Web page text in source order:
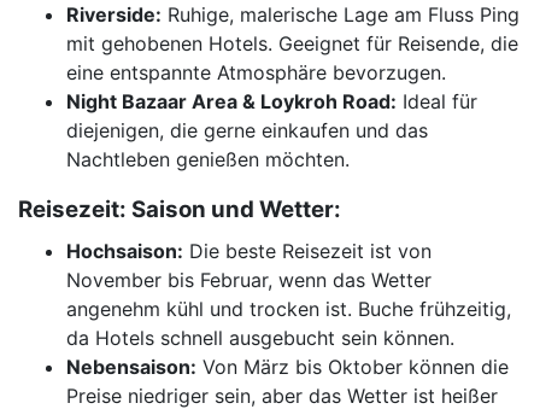
Riverside: Ruhige, malerische Lage am Fluss Ping
mit gehobenen Hotels. Geeignet für Reisende, die
eine entspannte Atmosphäre bevorzugen.
Night Bazaar Area & Loykroh Road: Ideal für
diejenigen, die gerne einkaufen und das
Nachtleben genießen möchten.
Reisezeit: Saison und Wetter:
Hochsaison: Die beste Reisezeit ist von
November bis Februar, wenn das Wetter
angenehm kühl und trocken ist. Buche frühzeitig,
da Hotels schnell ausgebucht sein können.
Nebensaison: Von März bis Oktober können die
Preise niedriger sein, aber das Wetter ist heißer